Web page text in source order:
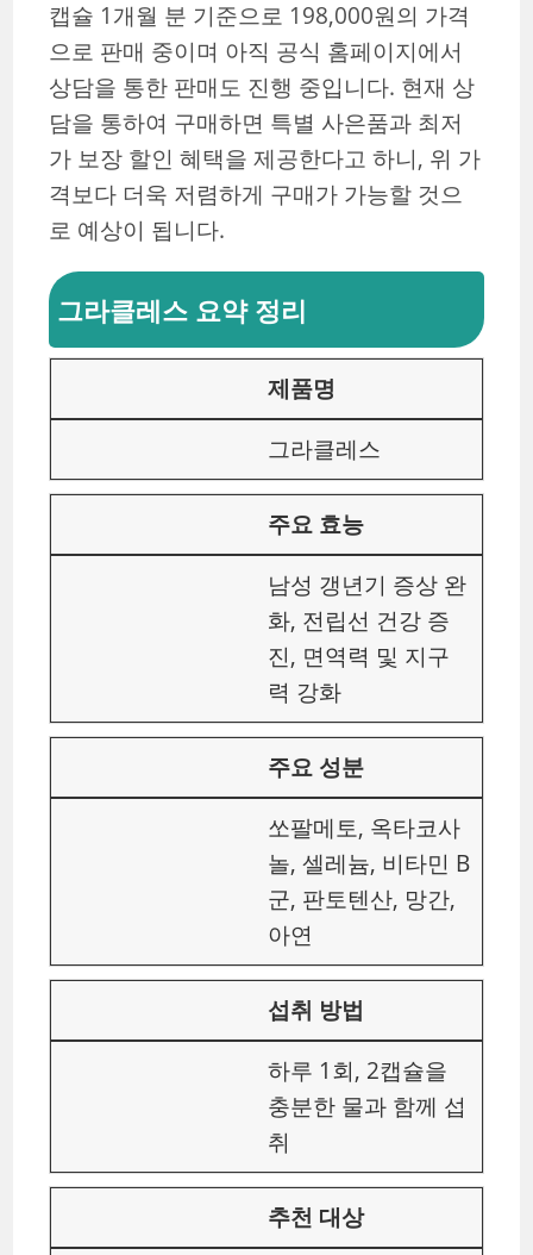
캡슐 1개월 분 기준으로 198,000원의 가격
으로 판매 중이며 아직 공식 홈페이지에서
상담을 통한 판매도 진행 중입니다. 현재 상
담을 통하여 구매하면 특별 사은품과 최저
가 보장 할인 혜택을 제공한다고 하니, 위 가
격보다 더욱 저렴하게 구매가 가능할 것으
로 예상이 됩니다.
그라클레스 요약 정리
제품명
그라클레스
주요 효능
남성 갱년기 증상 완
화, 전립선 건강 증
진, 면역력 및 지구
력 강화
주요 성분
쏘팔메토, 옥타코사
놀, 셀레늄, 비타민 B
군, 판토텐산, 망간,
아연
섭취 방법
하루 1회, 2캡슐을
충분한 물과 함께 섭
취
추천 대상